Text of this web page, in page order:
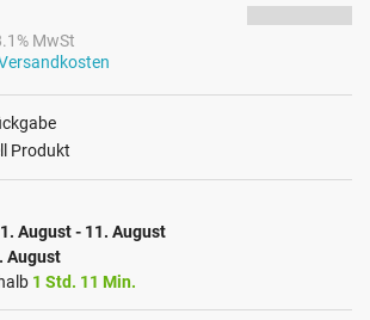
MwSt
Produkt
August - 11. August
August
1 Std. 11 Min.